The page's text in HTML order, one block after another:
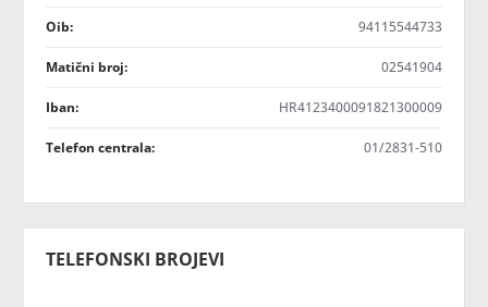
Oib: 94115544733
Matični broj: 02541904
Iban: HR4123400091821300009
Telefon centrala: 01/2831-510
TELEFONSKI BROJEVI